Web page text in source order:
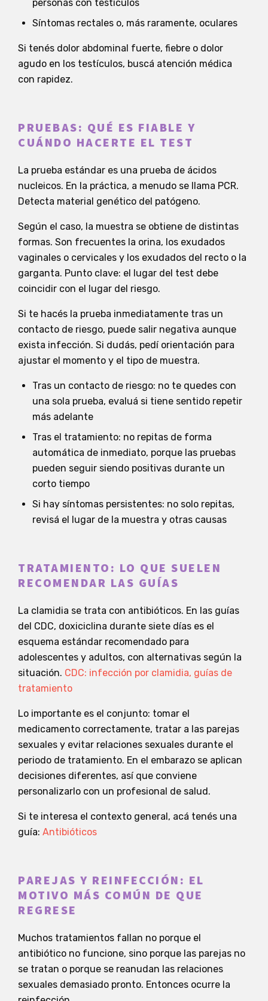
personas con testículos
Síntomas rectales o, más raramente, oculares
Si tenés dolor abdominal fuerte, fiebre o dolor
agudo en los testículos, buscá atención médica
con rapidez.
PRUEBAS: QUÉ ES FIABLE Y
CUÁNDO HACERTE EL TEST
La prueba estándar es una prueba de ácidos
nucleicos. En la práctica, a menudo se llama PCR.
Detecta material genético del patógeno.
Según el caso, la muestra se obtiene de distintas
formas. Son frecuentes la orina, los exudados
vaginales o cervicales y los exudados del recto o la
garganta. Punto clave: el lugar del test debe
coincidir con el lugar del riesgo.
Si te hacés la prueba inmediatamente tras un
contacto de riesgo, puede salir negativa aunque
exista infección. Si dudás, pedí orientación para
ajustar el momento y el tipo de muestra.
Tras un contacto de riesgo: no te quedes con
una sola prueba, evaluá si tiene sentido repetir
más adelante
Tras el tratamiento: no repitas de forma
automática de inmediato, porque las pruebas
pueden seguir siendo positivas durante un
corto tiempo
Si hay síntomas persistentes: no solo repitas,
revisá el lugar de la muestra y otras causas
TRATAMIENTO: LO QUE SUELEN
RECOMENDAR LAS GUÍAS
La clamidia se trata con antibióticos. En las guías
del CDC, doxiciclina durante siete días es el
esquema estándar recomendado para
adolescentes y adultos, con alternativas según la
situación. CDC: infección por clamidia, guías de
tratamiento
Lo importante es el conjunto: tomar el
medicamento correctamente, tratar a las parejas
sexuales y evitar relaciones sexuales durante el
periodo de tratamiento. En el embarazo se aplican
decisiones diferentes, así que conviene
personalizarlo con un profesional de salud.
Si te interesa el contexto general, acá tenés una
guía: Antibióticos
PAREJAS Y REINFECCIÓN: EL
MOTIVO MÁS COMÚN DE QUE
REGRESE
Muchos tratamientos fallan no porque el
antibiótico no funcione, sino porque las parejas no
se tratan o porque se reanudan las relaciones
sexuales demasiado pronto. Entonces ocurre la